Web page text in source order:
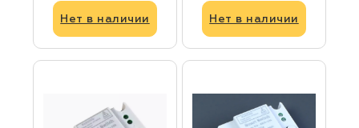
Нет в наличии Нет в наличии